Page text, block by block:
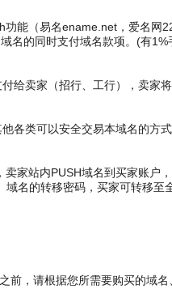
能（易名ename.net，爱名网
名的同时支付域名款项。(有
给卖家（招行、工行），卖家
各类可以安全交易本域名的方
家站内PUSH域名到买家账户
名的转移密码，买家可转移至
前，请根据您所需要购买的域